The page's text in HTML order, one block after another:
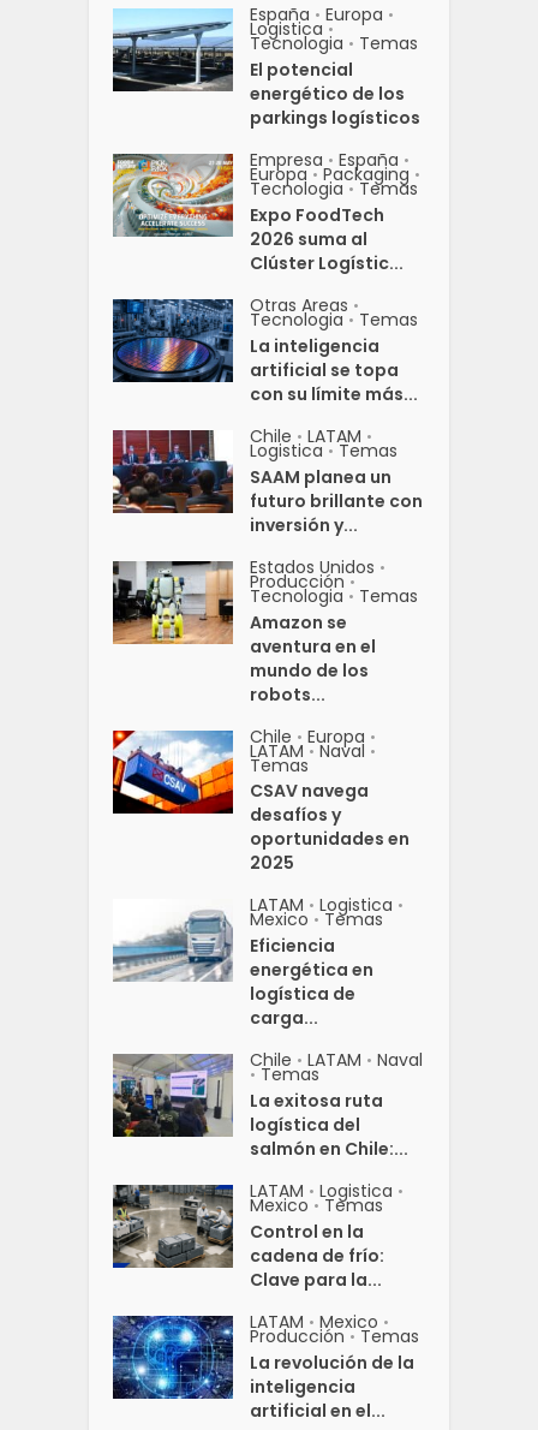
España • Europa •
Logistica •
Tecnologia • Temas
El potencial
energético de los
parkings logísticos
Empresa • España •
Europa • Packaging •
Tecnologia • Temas
Expo FoodTech
2026 suma al
Clúster Logístic...
Otras Areas •
Tecnologia • Temas
La inteligencia
artificial se topa
con su límite más...
Chile • LATAM •
Logistica • Temas
SAAM planea un
futuro brillante con
inversión y...
Estados Unidos •
Producción •
Tecnologia • Temas
Amazon se
aventura en el
mundo de los
robots...
Chile • Europa •
LATAM • Naval •
Temas
CSAV navega
desafíos y
oportunidades en
2025
LATAM • Logistica •
Mexico • Temas
Eficiencia
energética en
logística de
carga...
Chile • LATAM • Naval
• Temas
La exitosa ruta
logística del
salmón en Chile:...
LATAM • Logistica •
Mexico • Temas
Control en la
cadena de frío:
Clave para la...
LATAM • Mexico •
Producción • Temas
La revolución de la
inteligencia
artificial en el...